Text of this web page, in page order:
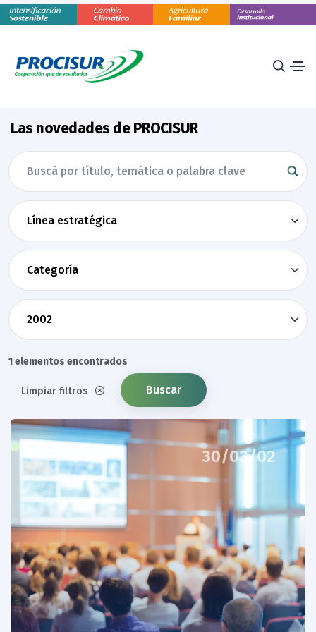
Las novedades de PROCISUR
1 elementos encontrados
Limpiar filtros Buscar
30/03/02